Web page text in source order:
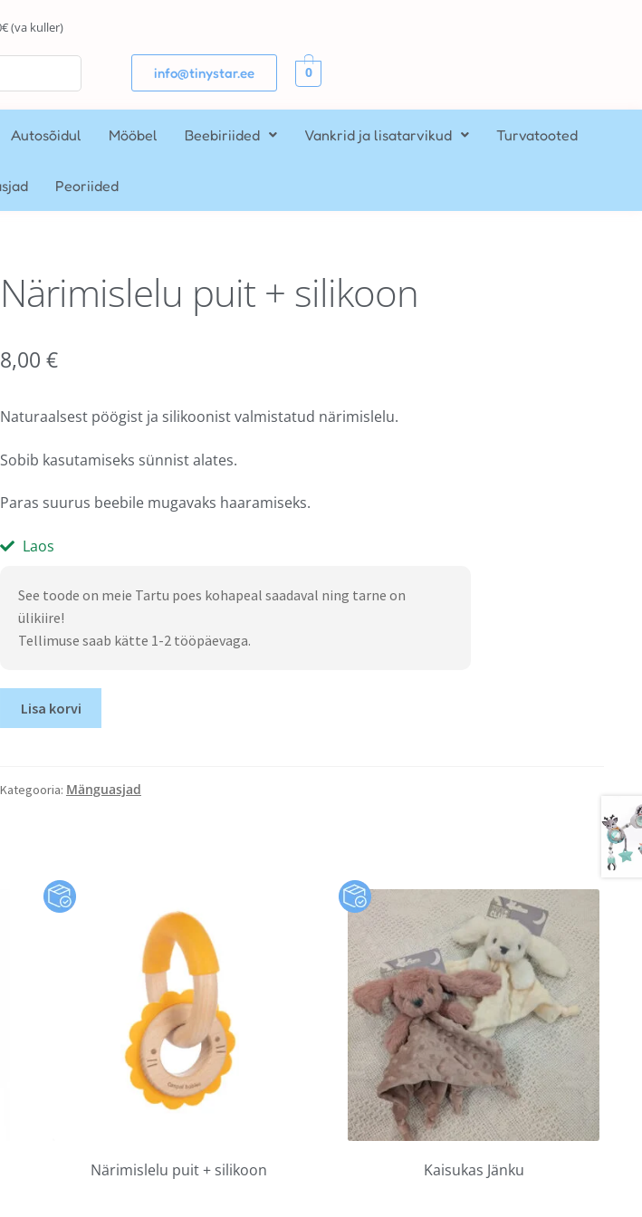
(va kuller)
info@tinystar.ee 0
Autosõidul Mööbel Beebiriided Vankrid ja lisatarvikud Turvatooted
Peoriided
Närimislelu puit + silikoon
8,00 €
Naturaalsest pöögist ja silikoonist valmistatud närimislelu.
Sobib kasutamiseks sünnist alates.
Paras suurus beebile mugavaks haaramiseks.
Laos
See toode on meie Tartu poes kohapeal saadaval ning tarne on
ülikiire!
Tellimuse saab kätte 1-2 tööpäevaga.
Lisa korvi
Kategooria: Mänguasjad
Närimislelu puit + silikoon Kaisukas Jänku